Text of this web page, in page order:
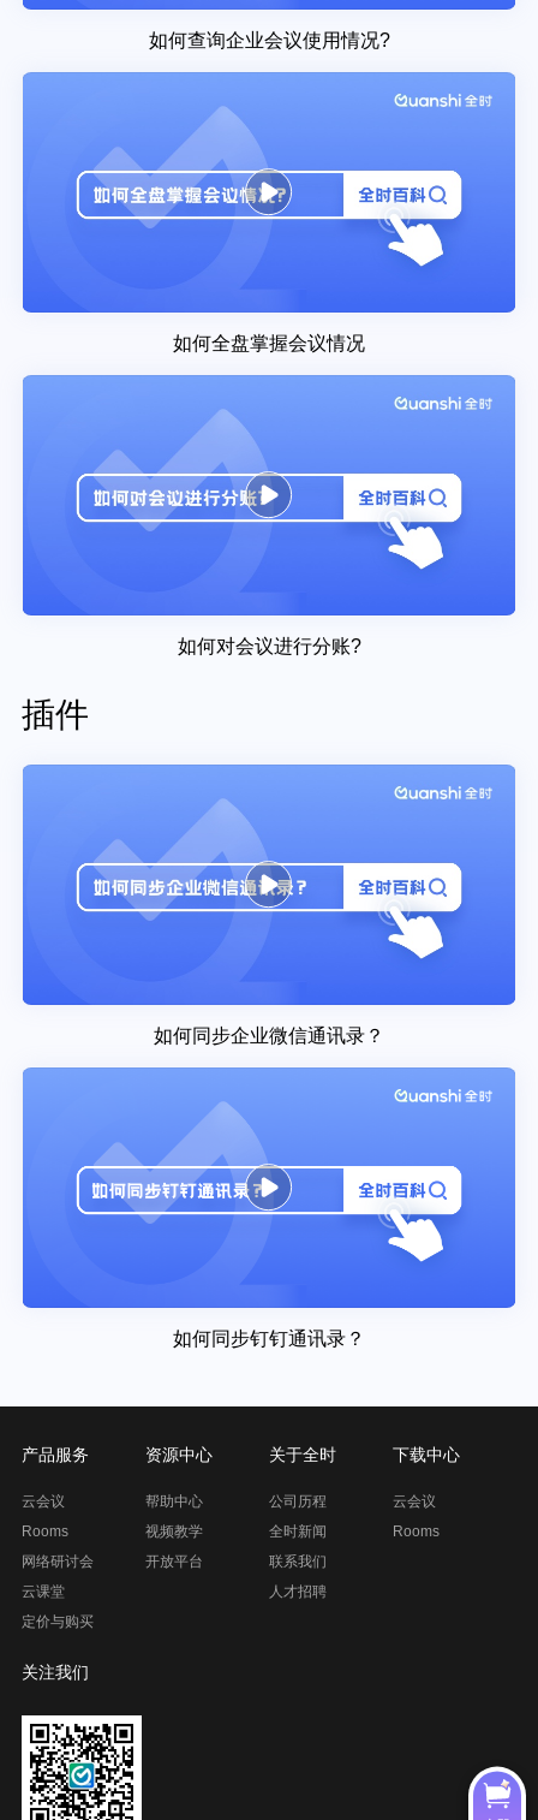
如何查询企业会议使用情况?
如何全盘掌握会议情况
如何对会议进行分账?
插件
如何同步企业微信通讯录？
如何同步钉钉通讯录？
产品服务
云会议
Rooms
网络研讨会
云课堂
定价与购买
资源中心
帮助中心
视频教学
开放平台
关于全时
公司历程
全时新闻
联系我们
人才招聘
下载中心
云会议
Rooms
关注我们